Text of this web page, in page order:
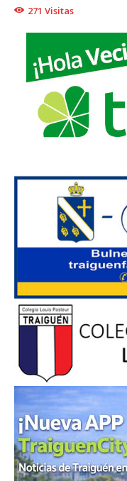
271 Visitas